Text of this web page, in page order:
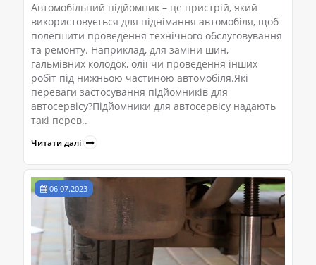
Автомобільний підйомник – це пристрій, який
використовується для піднімання автомобіля, щоб
полегшити проведення технічного обслуговування
та ремонту. Наприклад, для заміни шин,
гальмівних колодок, олії чи проведення інших
робіт під нижньою частиною автомобіля.Які
переваги застосування підйомників для
автосервісу?Підйомники для автосервісу надають
такі перев..
Читати далі
06.07.2023